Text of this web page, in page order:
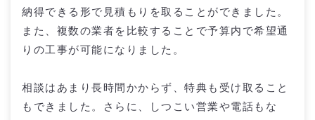
納得できる形で見積もりを取ることができました。
また、複数の業者を比較することで予算内で希望通
りの工事が可能になりました。
相談はあまり長時間かからず、特典も受け取ること
もできました。さらに、しつこい営業や電話もな